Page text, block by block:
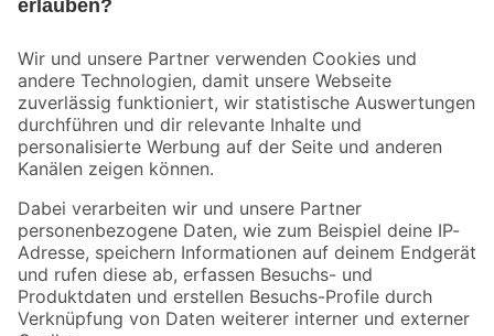
Der toom Newsletter: Keine Angebote und Aktionen mehr verpassen!
Zur Newsletter Anmeldung
Folge uns
Zahlungsarten Versandarten